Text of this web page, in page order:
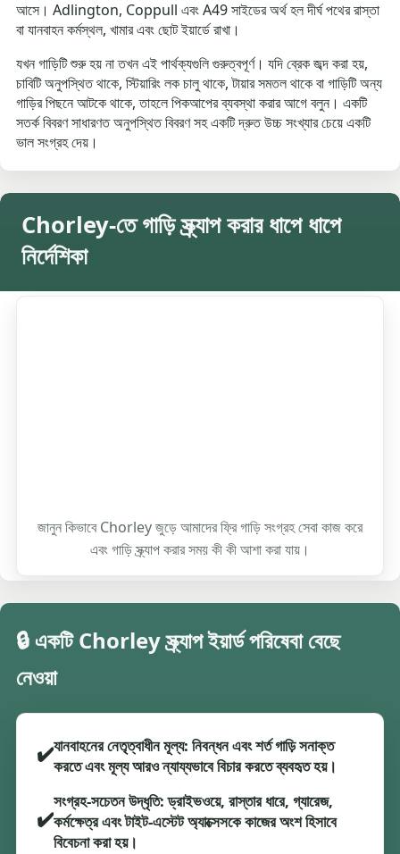
আসে। Adlington, Coppull এবং A49 সাইডের অর্থ হল দীর্ঘ পথের রাস্তা
বা যানবাহন কর্মস্থল, খামার এবং ছোট ইয়ার্ডে রাখা।
যখন গাড়িটি শুরু হয় না তখন এই পার্থক্যগুলি গুরুত্বপূর্ণ। যদি ব্রেক জব্দ করা হয়,
চাবিটি অনুপস্থিত থাকে, স্টিয়ারিং লক চালু থাকে, টায়ার সমতল থাকে বা গাড়িটি অন্য
গাড়ির পিছনে আটকে থাকে, তাহলে পিকআপের ব্যবস্থা করার আগে বলুন। একটি
সতর্ক বিবরণ সাধারণত অনুপস্থিত বিবরণ সহ একটি দ্রুত উচ্চ সংখ্যার চেয়ে একটি
ভাল সংগ্রহ দেয়।
Chorley-তে গাড়ি স্ক্র্যাপ করার ধাপে ধাপে
নির্দেশিকা
জানুন কিভাবে Chorley জুড়ে আমাদের ফ্রি গাড়ি সংগ্রহ সেবা কাজ করে
এবং গাড়ি স্ক্র্যাপ করার সময় কী কী আশা করা যায়।
🔒 একটি Chorley স্ক্র্যাপ ইয়ার্ড পরিষেবা বেছে
নেওয়া
✔️যানবাহনের নেতৃত্বাধীন মূল্য: নিবন্ধন এবং শর্ত গাড়ি সনাক্ত
করতে এবং মূল্য আরও ন্যায্যভাবে বিচার করতে ব্যবহৃত হয়।
✔️
সংগ্রহ-সচেতন উদ্ধৃতি: ড্রাইভওয়ে, রাস্তার ধারে, গ্যারেজ,
কর্মক্ষেত্র এবং টাইট-এস্টেট অ্যাক্সেসকে কাজের অংশ হিসাবে
বিবেচনা করা হয়।